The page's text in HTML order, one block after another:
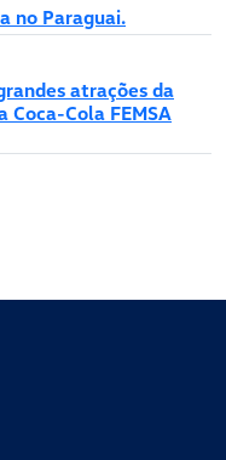
no Paraguai.
atrações da
Cola FEMSA